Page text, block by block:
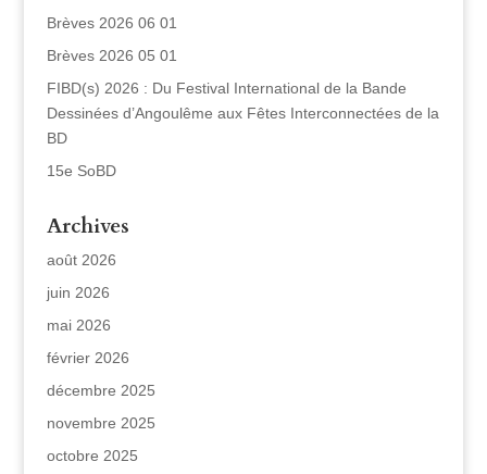
Brèves 2026 06 01
Brèves 2026 05 01
FIBD(s) 2026 : Du Festival International de la Bande
Dessinées d’Angoulême aux Fêtes Interconnectées de la
BD
15e SoBD
Archives
août 2026
juin 2026
mai 2026
février 2026
décembre 2025
novembre 2025
octobre 2025